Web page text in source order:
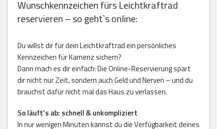
Wunschkennzeichen fürs Leichtkraftrad
reservieren – so geht`s online:
Du willst dir für dein Leichtkraftrad ein persönliches
Kennzeichen für Kamenz sichern?
Dann mach es dir einfach: Die Online-Reservierung spart
dir nicht nur Zeit, sondern auch Geld und Nerven – und du
brauchst dafür nicht mal das Haus zu verlassen.
So läuft’s ab: schnell & unkompliziert
In nur wenigen Minuten kannst du die Verfügbarkeit deines